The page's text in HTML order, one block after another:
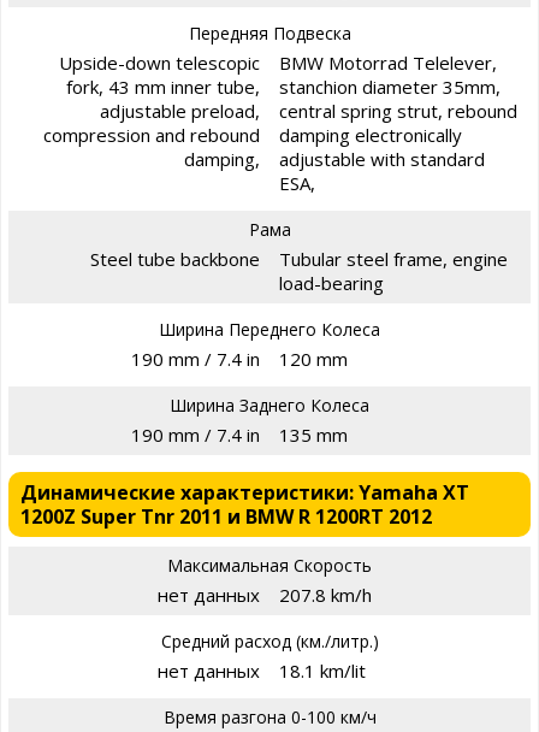
Передняя Подвеска
Upside-down telescopic
fork, 43 mm inner tube,
adjustable preload,
compression and rebound
damping,
BMW Motorrad Telelever,
stanchion diameter 35mm,
central spring strut, rebound
damping electronically
adjustable with standard
ESA,
Рама
Steel tube backbone
Tubular steel frame, engine
load-bearing
Ширина Переднего Колеса
190 mm / 7.4 in 120 mm
Ширина Заднего Колеса
190 mm / 7.4 in 135 mm
Динамические характеристики: Yamaha XT
1200Z Super Tnr 2011 и BMW R 1200RT 2012
Максимальная Скорость
нет данных 207.8 km/h
Средний расход (км./литр.)
нет данных 18.1 km/lit
Время разгона 0-100 км/ч